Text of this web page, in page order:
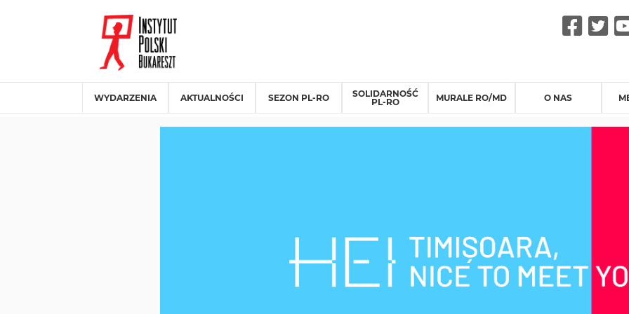
WYDARZENIA AKTUALNOŚCI SEZON PL-RO
SOLIDARNOŚĆ
PL-RO
MURALE RO/MD O NAS